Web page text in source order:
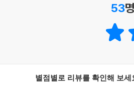
53
별점별로 리뷰를 확인해 보세